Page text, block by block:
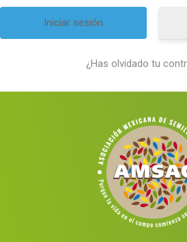
¿Has olvidado tu